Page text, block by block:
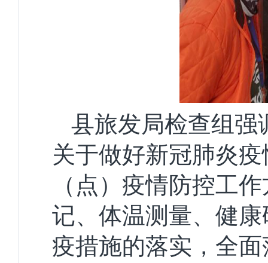
县旅发局检查组强
关于做好新冠肺炎
（点）疫情防控工
记、体温测量、健
疫措施的落实，全